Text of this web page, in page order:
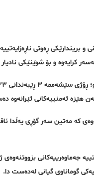
کرایەوە و بۆ شوێنێکی نادیار
هێزە ئەمنییەکانی ئێرانەوە
کە مەتین سەر گۆڕی یەڵدا
جەماوەرییەکانی
گوماناوی گیانی لەدەست دا.